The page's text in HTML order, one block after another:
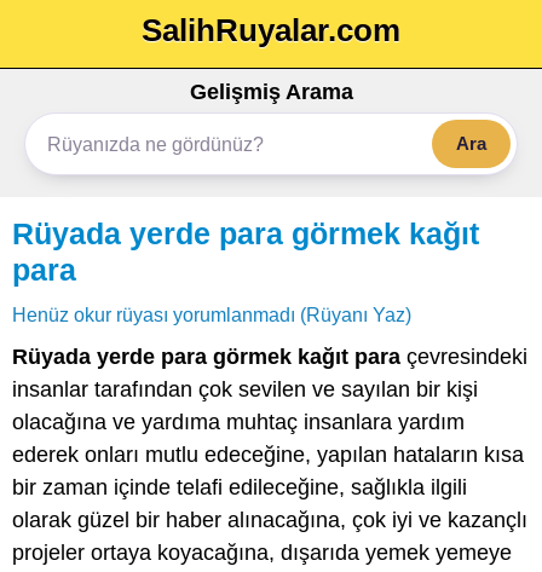
SalihRuyalar.com
Gelişmiş Arama
Ara
Rüyada yerde para görmek kağıt
para
Henüz okur rüyası yorumlanmadı (Rüyanı Yaz)
Rüyada yerde para görmek kağıt para çevresindeki
insanlar tarafından çok sevilen ve sayılan bir kişi
olacağına ve yardıma muhtaç insanlara yardım
ederek onları mutlu edeceğine, yapılan hataların kısa
bir zaman içinde telafi edileceğine, sağlıkla ilgili
olarak güzel bir haber alınacağına, çok iyi ve kazançlı
projeler ortaya koyacağına, dışarıda yemek yemeye